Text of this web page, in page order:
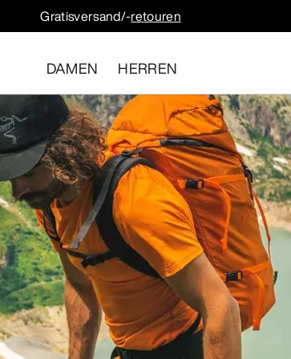
Gratisversand/-retouren
DAMEN HERREN